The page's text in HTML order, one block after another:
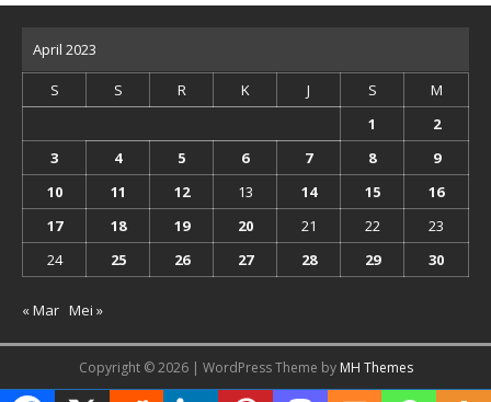
April 2023
S S R K J S
M
1
2
3
4 5 6 7 8
9
10
11 12 13 14 15
16
17
18 19 20 21 22
23
24
25 26 27 28 29 30
« Mar Mei »
Copyright © 2026 | WordPress Theme by MH Themes